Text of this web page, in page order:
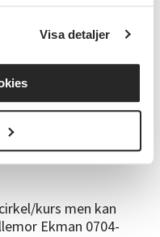
Visa detaljer
Hon är själv
förskolor.
kurs men kan
Ekman 0704-